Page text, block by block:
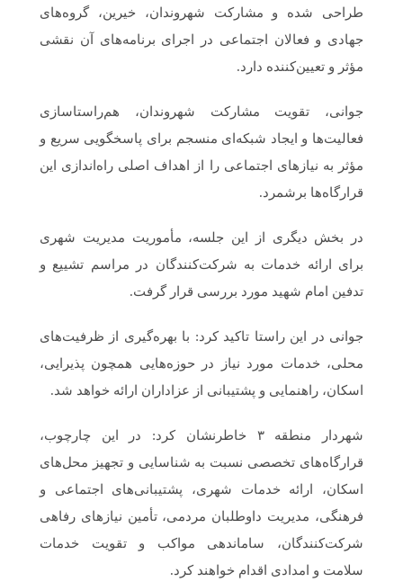
طراحی شده و مشارکت شهروندان، خیرین، گروه‌های
جهادی و فعالان اجتماعی در اجرای برنامه‌های آن نقشی
مؤثر و تعیین‌کننده دارد.
جوانی، تقویت مشارکت شهروندان، هم‌راستاسازی
فعالیت‌ها و ایجاد شبکه‌ای منسجم برای پاسخگویی سریع و
مؤثر به نیازهای اجتماعی را از اهداف اصلی راه‌اندازی این
قرارگاه‌ها برشمرد.
در بخش دیگری از این جلسه، مأموریت مدیریت شهری
برای ارائه خدمات به شرکت‌کنندگان در مراسم تشییع و
تدفین امام شهید مورد بررسی قرار گرفت.
جوانی در این راستا تاکید کرد: با بهره‌گیری از ظرفیت‌های
محلی، خدمات مورد نیاز در حوزه‌هایی همچون پذیرایی،
اسکان، راهنمایی و پشتیبانی از عزاداران ارائه خواهد شد.
شهردار منطقه ۳ خاطرنشان کرد: در این چارچوب،
قرارگاه‌های تخصصی نسبت به شناسایی و تجهیز محل‌های
اسکان، ارائه خدمات شهری، پشتیبانی‌های اجتماعی و
فرهنگی، مدیریت داوطلبان مردمی، تأمین نیازهای رفاهی
شرکت‌کنندگان، ساماندهی مواکب و تقویت خدمات
سلامت و امدادی اقدام خواهند کرد.